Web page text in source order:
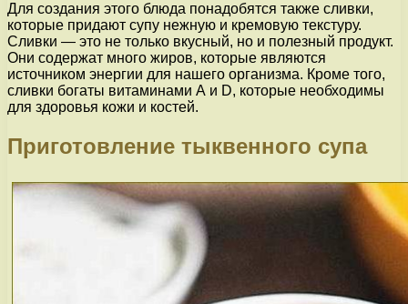
Для создания этого блюда понадобятся также сливки,
которые придают супу нежную и кремовую текстуру.
Сливки — это не только вкусный, но и полезный продукт.
Они содержат много жиров, которые являются
источником энергии для нашего организма. Кроме того,
сливки богаты витаминами А и D, которые необходимы
для здоровья кожи и костей.
Приготовление тыквенного супа